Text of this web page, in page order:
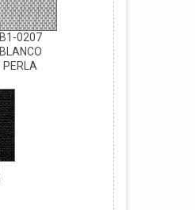
B1-0207
BLANCO
PERLA